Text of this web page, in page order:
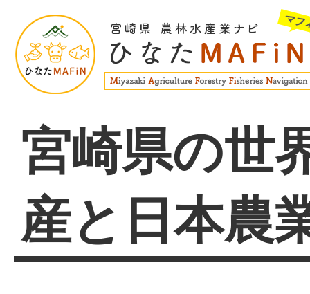
宮崎県の世
産と日本農